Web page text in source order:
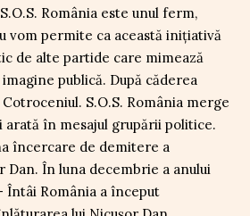
România este unul ferm,
vom permite ca această inițiativă
de alte partide care mimează
publică. După căderea
S.O.S. România merge
arată în mesajul grupării politice.
încercare de demitere a
Dan. În luna decembrie a anului
Întâi România a început